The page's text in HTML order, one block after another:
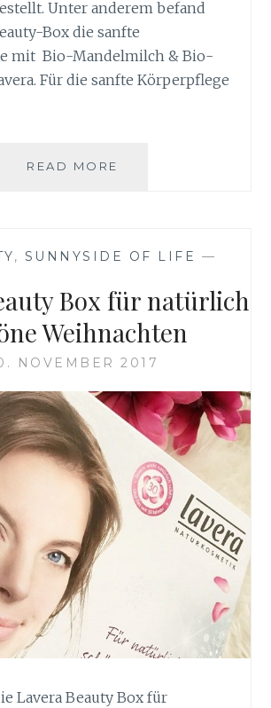
Unter anderem befand
Box die sanfte
mit Bio-Mandelmilch & Bio-
Für die sanfte Körperpflege
READ MORE
, SUNNYSIDE OF LIFE —
Box für natürlich
Weihnachten
NOVEMBER 2017
Lavera Beauty Box für